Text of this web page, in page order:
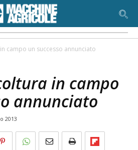
campo un successo annunciato
in campo
annunciato
2013